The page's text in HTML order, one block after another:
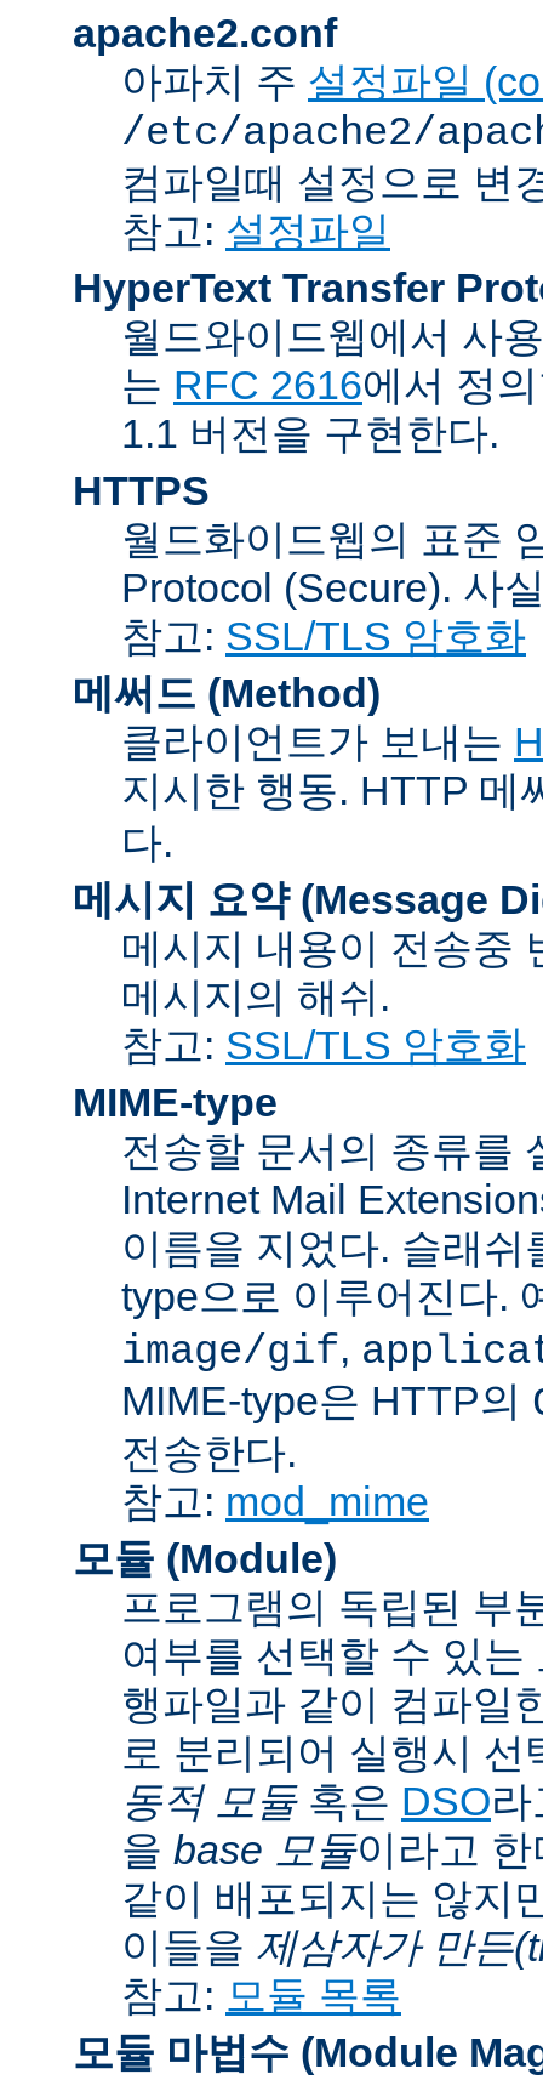
apache2.conf
아파치 주 설정파일
/etc/apache2/
컴파일때 설정으로 변
참고: 설정파일
HyperText Transfer
월드와이드웹에서 사
는 RFC 2616에서 정
1.1 버전을 구현한다.
HTTPS
월드화이드웹의 표준
Protocol (Secure). 사
참고: SSL/TLS 암호화
메써드 (Method)
클라이언트가 보내는
지시한 행동. HTTP 메
다.
메시지 요약 (Message
메시지 내용이 전송중
메시지의 해쉬.
참고: SSL/TLS 암호화
MIME-type
전송할 문서의 종류를
Internet Mail
이름을 지었다. 슬래
type으로 이루어진다.
image/gif,
MIME-type은 HTTP의
전송한다.
참고: mod_mime
모듈 (Module)
프로그램의 독립된 부
여부를 선택할 수 있
행파일과 같이 컴파일
로 분리되어 실행시
동적 모듈혹은 DSO
을 base 모듈이라고
같이 배포되지는 않지
이들을 제삼자가 만든
참고: 모듈 목록
모듈 마법수 (Module